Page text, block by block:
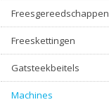
Freesgereedschappen
Freeskettingen
Gatsteekbeitels
Machines